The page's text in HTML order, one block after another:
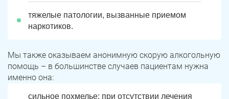
тяжелые патологии, вызванные приемом
наркотиков.
Мы также оказываем анонимную скорую алкогольную
помощь – в большинстве случаев пациентам нужна
именно она:
сильное похмелье: при отсутствии лечения